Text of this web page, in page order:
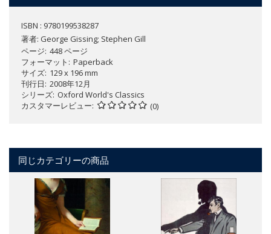
ISBN : 9780199538287
著者: George Gissing; Stephen Gill
ページ 448 ページ
フォーマット
Paperback
サイズ 129 x 196 mm
刊行日 2008年12月
シリーズ Oxford World's Classics
カスタマーレビュー
(0)
同じカテゴリーの商品